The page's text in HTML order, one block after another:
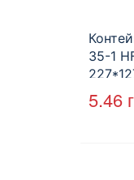
35-1
мм
5.46